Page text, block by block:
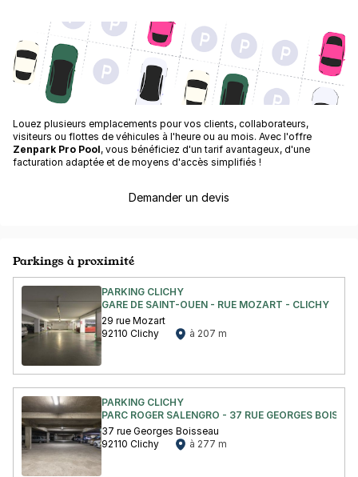
Louez plusieurs emplacements pour vos clients, collaborateurs,
visiteurs ou flottes de véhicules à l'heure ou au mois. Avec l'offre
Zenpark Pro Pool, vous bénéficiez d'un tarif avantageux, d'une
facturation adaptée et de moyens d'accès simplifiés !
Demander un devis
Parkings à proximité
PARKING CLICHY
GARE DE SAINT-OUEN - RUE MOZART - CLICHY
29 rue Mozart
92110 Clichy
à 207 m
PARKING CLICHY
PARC ROGER SALENGRO - 37 RUE GEORGES
37 rue Georges Boisseau
92110 Clichy
à 277 m